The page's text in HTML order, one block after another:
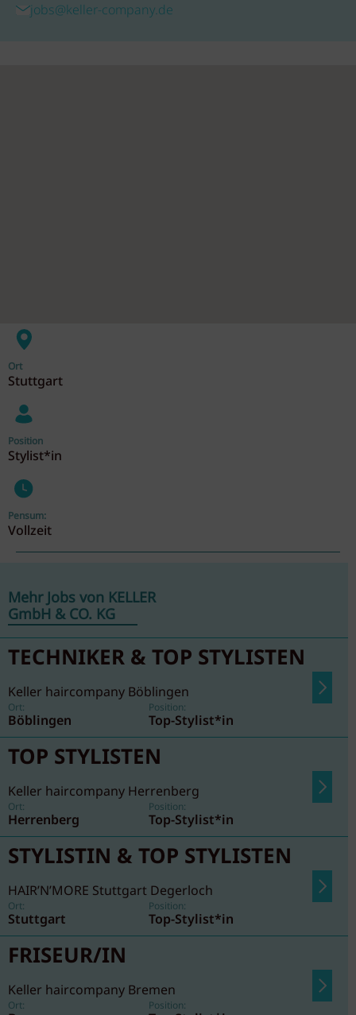
jobs@keller-company.de
Ort
Stuttgart
Position
Stylist*in
Pensum:
Vollzeit
Mehr Jobs von KELLER
GmbH & CO. KG
TECHNIKER & TOP STYLISTEN
Keller haircompany Böblingen
Ort:
Böblingen
Position:
Top-Stylist*in
TOP STYLISTEN
Keller haircompany Herrenberg
Ort:
Herrenberg
Position:
Top-Stylist*in
STYLISTIN & TOP STYLISTEN
HAIR’N’MORE Stuttgart Degerloch
Ort:
Stuttgart
Position:
Top-Stylist*in
FRISEUR/IN
Keller haircompany Bremen
Ort: Position: